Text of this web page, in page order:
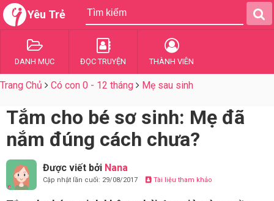
Yêu Trẻ
DANH MỤC ĐỌC TRUYỆN THÀNH VIÊN
Trang Chủ Có con 0 - 12 tháng Mẹ sau sinh
Tắm cho bé sơ sinh: Mẹ đã
nắm đúng cách chưa?
Được viết bởi Nana
Cập nhật lần cuối: 29/08/2017 Tài liệu tham khảo